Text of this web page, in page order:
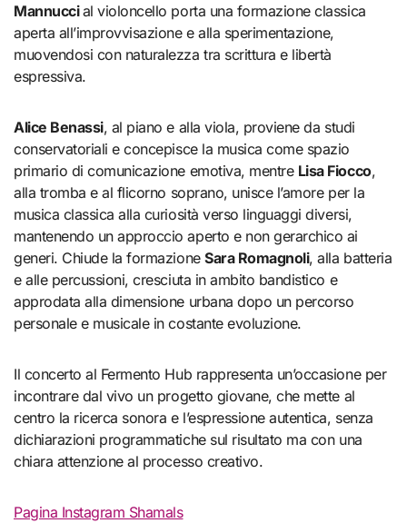
Mannuccial violoncello porta una formazione classica
aperta all’improvvisazione e alla sperimentazione,
muovendosi con naturalezza tra scrittura e libertà
espressiva.
Alice Benassi, al piano e alla viola, proviene da studi
conservatoriali e concepisce la musica come spazio
primario di comunicazione emotiva, mentre Lisa Fiocco,
alla tromba e al flicorno soprano, unisce l’amore per la
musica classica alla curiosità verso linguaggi diversi,
mantenendo un approccio aperto e non gerarchico ai
generi. Chiude la formazioneSara Romagnoli, alla batteria
e alle percussioni, cresciuta in ambito bandistico e
approdata alla dimensione urbana dopo un percorso
personale e musicale in costante evoluzione.
Il concerto al Fermento Hub rappresenta un’occasione per
incontrare dal vivo un progetto giovane, che mette al
centro la ricerca sonora e l’espressione autentica, senza
dichiarazioni programmatiche sul risultato ma con una
chiara attenzione al processo creativo.
Pagina Instagram Shamals